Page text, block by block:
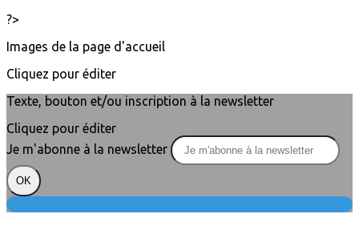
?>
Images de la page d'accueil
Cliquez pour éditer
Texte, bouton et/ou inscription à la newsletter
Cliquez pour éditer
Je m'abonne à la newsletter
OK